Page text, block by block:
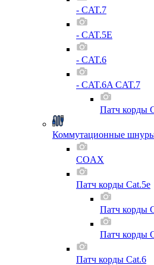
- CAT.7
- CAT.5E
- CAT.6
- CAT.6A CAT.7
Патч корды
Коммутационные
COAX
Патч корды Cat.5e
Патч корды
Патч корды
Патч корды Cat.6